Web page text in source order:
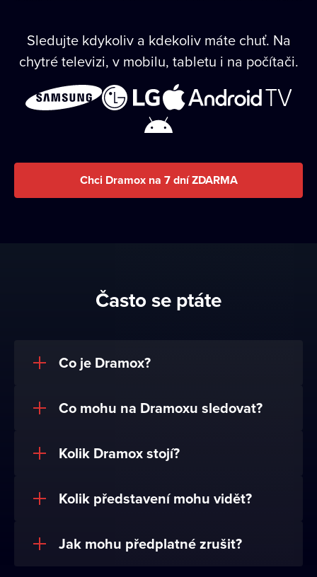
Sledujte kdykoliv a kdekoliv máte chuť. Na
chytré televizi, v mobilu, tabletu i na počítači.
Chci Dramox na 7 dní ZDARMA
Často se ptáte
Co je Dramox?
Co mohu na Dramoxu sledovat?
Kolik Dramox stojí?
Kolik představení mohu vidět?
Jak mohu předplatné zrušit?